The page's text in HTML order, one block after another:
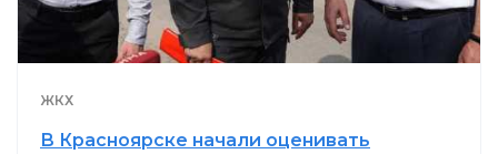
ЖКХ
В Красноярске начали оценивать